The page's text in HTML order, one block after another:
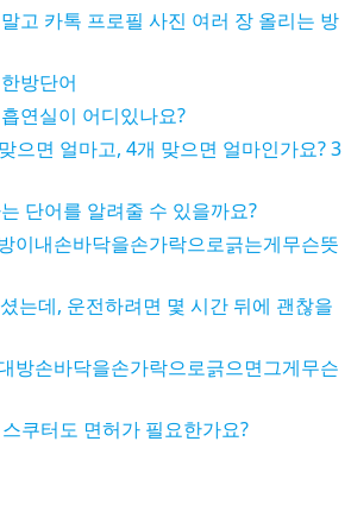
고 카톡 프로필 사진 여러 장 올리는 방
방단어
연실이 어디있나요?
으면 얼마고, 4개 맞으면 얼마인가요? 3
단어를 알려줄 수 있을까요?
이내손바닥을손가락으로긁는게무슨뜻
는데, 운전하려면 몇 시간 뒤에 괜찮을
방손바닥을손가락으로긁으면그게무슨
쿠터도 면허가 필요한가요?